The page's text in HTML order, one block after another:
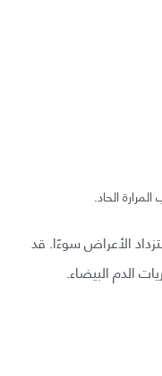
الحاد.
الأعراض سوءًا. قد
الدم البيضاء.